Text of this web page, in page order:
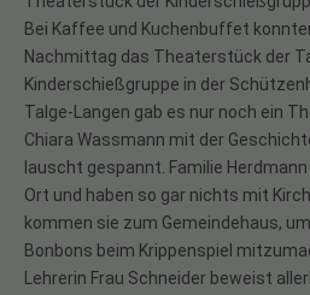
Bei Kaffee und Kuchenbuffet
Nachmittag das Theaterstück der
Kinderschießgruppe in der
Talge-Langen gab es nur noch ein
Chiara Wassmann mit der
lauscht gespannt. Familie
Ort und haben so gar nichts mit
kommen sie zum Gemeindehaus,
Bonbons beim Krippenspiel
Lehrerin Frau Schneider beweist